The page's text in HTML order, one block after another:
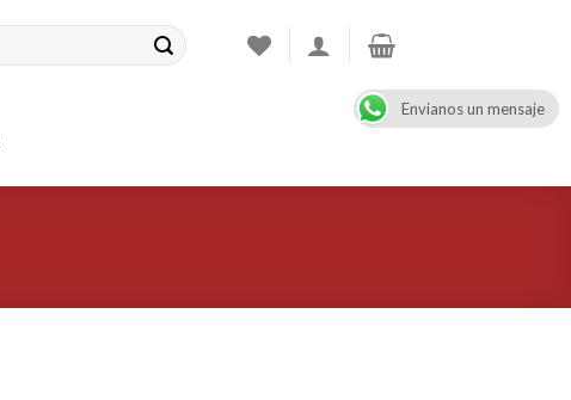
Envianos un mensaje